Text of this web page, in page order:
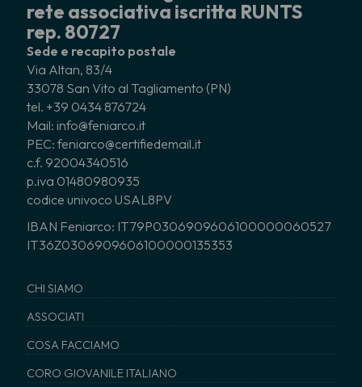
rete associativa iscritta RUNTS
rep. 80727
Sede e recapito postale
Via Altan, 83/4
33078 San Vito al Tagliamento (PN)
tel. +39 0434 876724
Mail: info@feniarco.it
PEC: feniarco@certifiedemail.it
c.f. 92004340516
p.iva 01480980935
codice univoco USAL8PV
IBAN Feniarco: IT79P0306909606100000060527
IT36Z0306909606100000135353
CHI SIAMO
ASSOCIATI
COSA FACCIAMO
CORO GIOVANILE ITALIANO